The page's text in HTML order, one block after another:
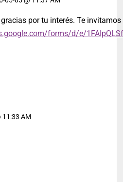
por tu interés. Te
forms/d/e/
11:33 AM